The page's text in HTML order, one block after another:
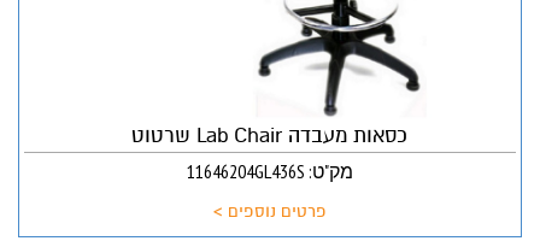
כסאות מעבדה Lab Chair שרטוט
מק"ט: 11646204GL436S
פרטים נוספים >